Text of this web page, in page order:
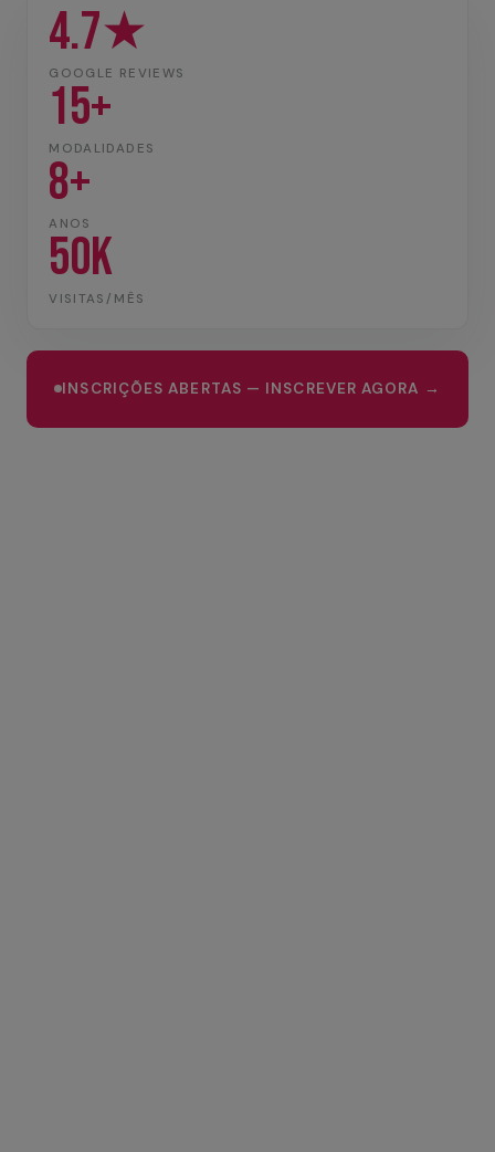
4.7★
GOOGLE REVIEWS
15+
MODALIDADES
8+
ANOS
50K
VISITAS/MÊS
INSCRIÇÕES ABERTAS — INSCREVER AGORA →